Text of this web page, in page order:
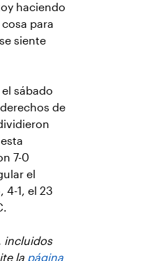
haciendo
para
siente
sábado
de
7-0
el
4-1, el 23
incluidos
la página